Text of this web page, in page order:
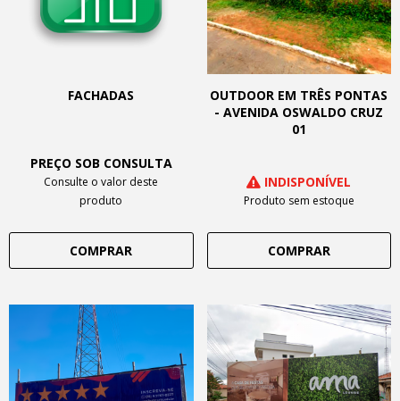
FACHADAS
PREÇO SOB CONSULTA
Consulte o valor deste
produto
COMPRAR
OUTDOOR EM TRÊS PONTAS
- AVENIDA OSWALDO CRUZ
01
INDISPONÍVEL
Produto sem estoque
COMPRAR